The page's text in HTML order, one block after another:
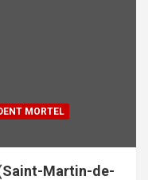
MORTEL
Martin-de-